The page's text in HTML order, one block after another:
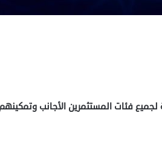
فئات المستثمرين الأجانب